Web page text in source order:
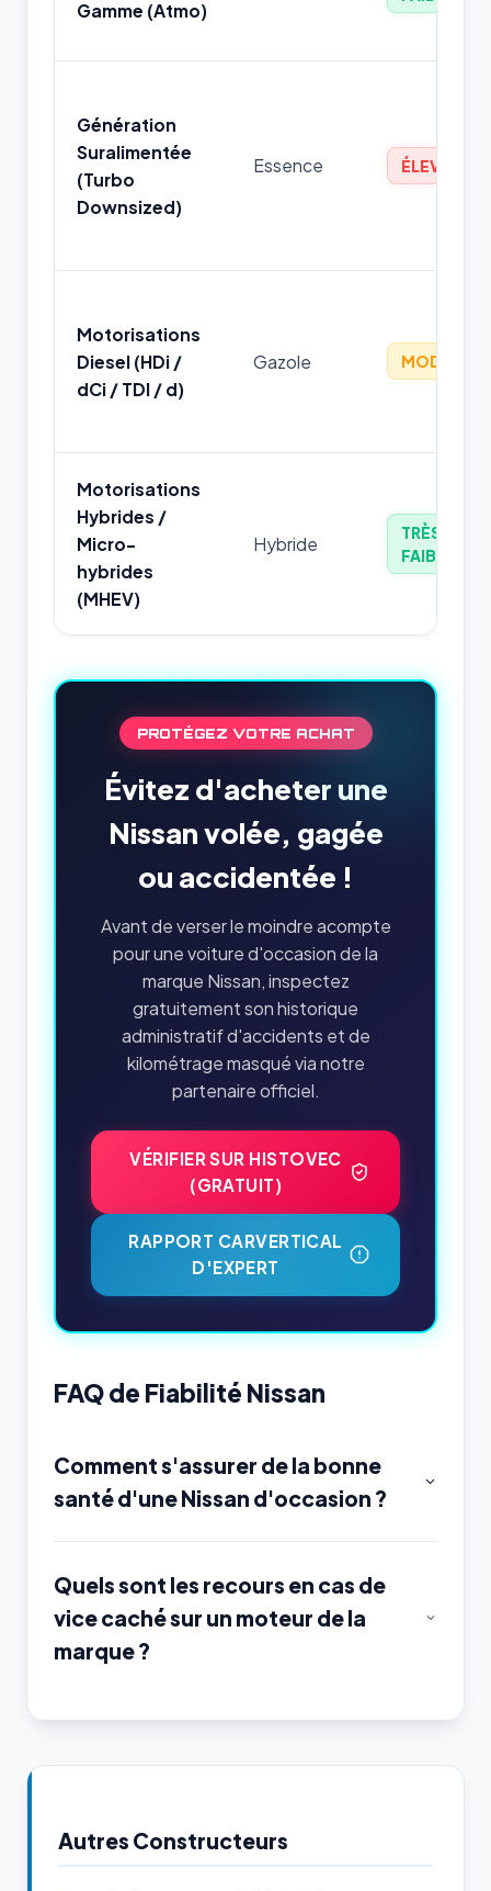
Gamme (Atmo)
Génération
Suralimentée
(Turbo
Downsized)
Essence ÉLEVÉ
Motorisations
Diesel (HDi /
dCi / TDI / d)
Gazole MODÉRÉ
Motorisations
Hybrides /
Micro-
hybrides
(MHEV)
Hybride
TRÈS
FAIBLE
PROTÉGEZ VOTRE ACHAT
Évitez d'acheter une
Nissan volée, gagée
ou accidentée !
Avant de verser le moindre acompte
pour une voiture d'occasion de la
marque Nissan, inspectez
gratuitement son historique
administratif d'accidents et de
kilométrage masqué via notre
partenaire officiel.
VÉRIFIER SUR HISTOVEC
(GRATUIT)
RAPPORT CARVERTICAL
D'EXPERT
FAQ de Fiabilité Nissan
Comment s'assurer de la bonne
santé d'une Nissan d'occasion ?
Quels sont les recours en cas de
vice caché sur un moteur de la
marque ?
Autres Constructeurs